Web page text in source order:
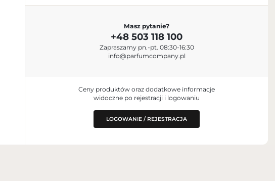
Parfum Company Sp. z o. o. S.K.A.
+48 503 118 100
info@parfumcompany.pl
Lubelska 42, 05-077 Zakręt, Polska
Masz pytanie?
+48 503 118 100
Zapraszamy pn.-pt. 08:30-16:30
info@parfumcompany.pl
Ceny produktów oraz dodatkowe informacje
widoczne po rejestracji i logowaniu
LOGOWANIE / REJESTRACJA